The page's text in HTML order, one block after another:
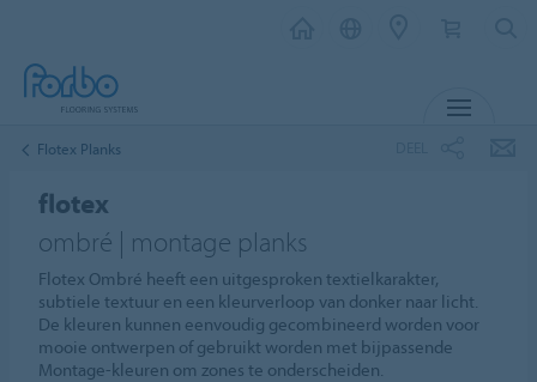
Flotex Planks
flotex
ombré | montage planks
Flotex Ombré heeft een uitgesproken textielkarakter,
subtiele textuur en een kleurverloop van donker naar licht.
De kleuren kunnen eenvoudig gecombineerd worden voor
mooie ontwerpen of gebruikt worden met bijpassende
Montage-kleuren om zones te onderscheiden.